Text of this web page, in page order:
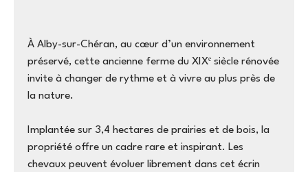
À Alby-sur-Chéran, au cœur d’un environnement
préservé, cette ancienne ferme du XIXᵉ siècle rénovée
invite à changer de rythme et à vivre au plus près de
la nature.
Implantée sur 3,4 hectares de prairies et de bois, la
propriété offre un cadre rare et inspirant. Les
chevaux peuvent évoluer librement dans cet écrin